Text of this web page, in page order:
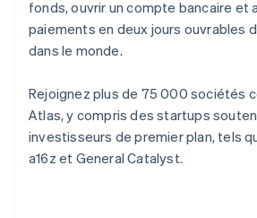
fonds, ouvrir un compte bancaire et
paiements en deux jours ouvrables
dans le monde.
Rejoignez plus de 75 000 sociétés
Atlas, y compris des startups
investisseurs de premier plan, tels
a16z et General Catalyst.